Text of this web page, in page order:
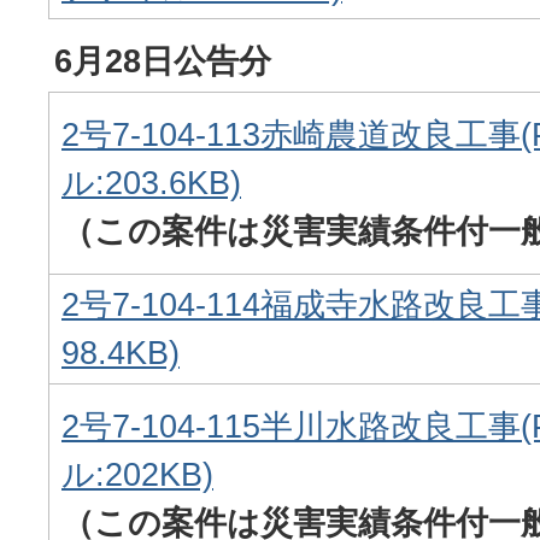
6月28日公告分
2号7-104-113赤崎農道改良工事
ル:203.6KB)
（この案件は災害実績条件付
2号7-104-114福成寺水路改良工
98.4KB)
2号7-104-115半川水路改良工事
ル:202KB)
（この案件は災害実績条件付